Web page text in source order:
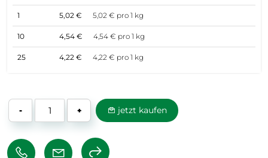
1 5,02 € 5,02 € pro 1 kg
10 4,54 € 4,54 € pro 1 kg
25 4,22 € 4,22 € pro 1 kg
- + jetzt kaufen